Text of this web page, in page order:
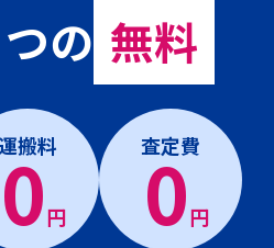
の 無料
運搬料
0円
査定費
0円